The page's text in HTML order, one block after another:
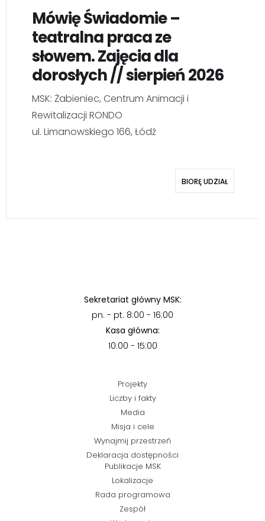
Klub Brydża dla seniorów
MSK: Polesie, Ośrodek Sztuki
ul. Krzemieniecka 2a, Łódź
POKAŻ SZCZEGÓŁY
Sekretariat główny MSK:
pn. - pt. 8:00 - 16:00
Kasa główna:
10:00 - 15:00
Projekty
Liczby i fakty
Media
Misja i cele
Wynajmij przestrzeń
Deklaracja dostępności
Publikacje MSK
Lokalizacje
Rada programowa
Zespół